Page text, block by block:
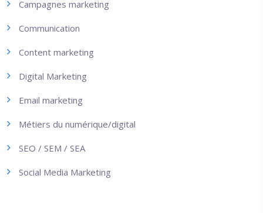
Campagnes marketing
Communication
Content marketing
Digital Marketing
Email marketing
Métiers du numérique/digital
SEO / SEM / SEA
Social Media Marketing